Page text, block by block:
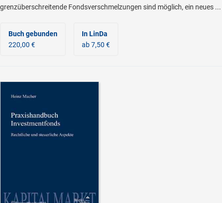
grenzüberschreitende Fondsverschmelzungen sind möglich, ein neues ...
Buch gebunden
220,00 €
In LinDa
ab 7,50 €